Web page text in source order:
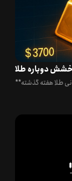
دوباره طلا